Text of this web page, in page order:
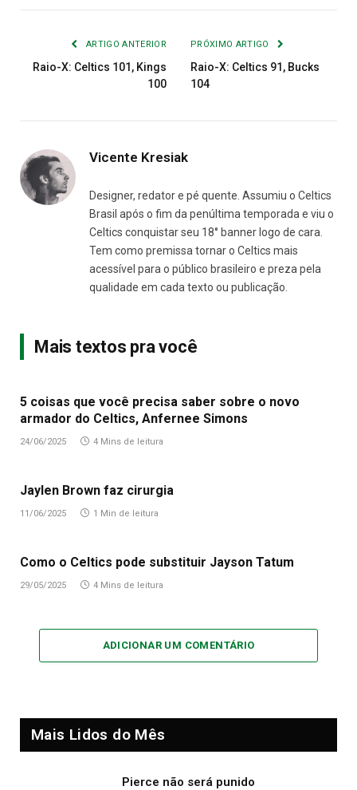
ARTIGO ANTERIOR
Raio-X: Celtics 101, Kings
100
PRÓXIMO ARTIGO
Raio-X: Celtics 91, Bucks
104
Vicente Kresiak
Designer, redator e pé quente. Assumiu o Celtics
Brasil após o fim da penúltima temporada e viu o
Celtics conquistar seu 18° banner logo de cara.
Tem como premissa tornar o Celtics mais
acessível para o público brasileiro e preza pela
qualidade em cada texto ou publicação.
Mais textos pra você
5 coisas que você precisa saber sobre o novo
armador do Celtics, Anfernee Simons
24/06/2025 4 Mins de leitura
Jaylen Brown faz cirurgia
11/06/2025 1 Min de leitura
Como o Celtics pode substituir Jayson Tatum
29/05/2025 4 Mins de leitura
ADICIONAR UM COMENTÁRIO
Mais Lidos do Mês
Pierce não será punido